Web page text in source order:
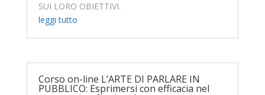
SUI LORO OBIETTIVI.
leggi tutto
Corso on-line L’ARTE DI PARLARE IN
PUBBLICO: Esprimersi con efficacia nel